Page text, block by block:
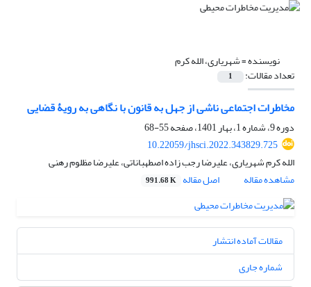
نویسنده =شهریاری، الله کرم
تعداد مقالات: 1
مخاطرات اجتماعی ناشی از جهل به قانون با نگاهی به رویۀ قضایی
دوره 9، شماره 1، بهار 1401، صفحه
55-68
10.22059/jhsci.2022.343829.725
الله کرم شهریاری، علیرضا رجب زاده اصطهباناتی، علیرضا مظلوم رهنی
مشاهده مقاله
اصل مقاله 991.68 K
مقالات آماده انتشار
شماره جاری